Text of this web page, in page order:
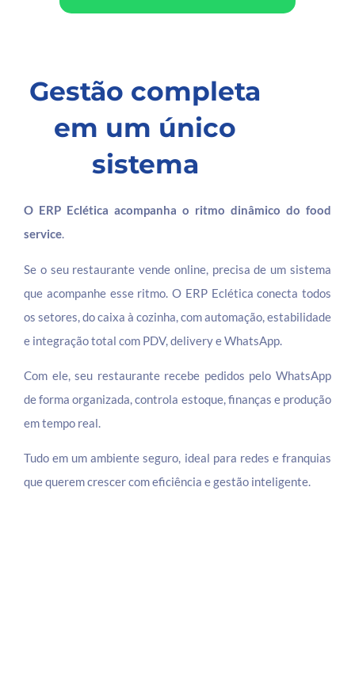
Gestão completa
em um único
sistema
O ERP Eclética acompanha o ritmo dinâmico do food
service.
Se o seu restaurante vende online, precisa de um sistema
que acompanhe esse ritmo. O ERP Eclética conecta todos
os setores, do caixa à cozinha, com automação, estabilidade
e integração total com PDV, delivery e WhatsApp.
Com ele, seu restaurante recebe pedidos pelo WhatsApp
de forma organizada, controla estoque, finanças e produção
em tempo real.
Tudo em um ambiente seguro, ideal para redes e franquias
que querem crescer com eficiência e gestão inteligente.